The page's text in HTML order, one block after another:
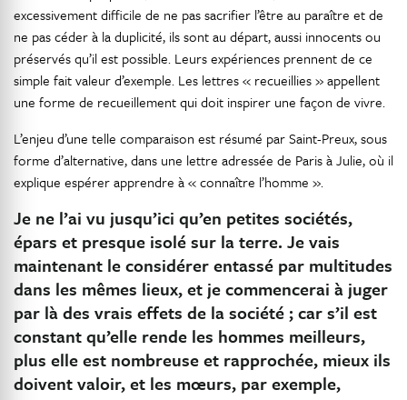
excessivement difficile de ne pas sacrifier l’être au paraître et de
ne pas céder à la duplicité, ils sont au départ, aussi innocents ou
préservés qu’il est possible. Leurs expériences prennent de ce
simple fait valeur d’exemple. Les lettres « recueillies » appellent
une forme de recueillement qui doit inspirer une façon de vivre.
L’enjeu d’une telle comparaison est résumé par Saint-Preux, sous
forme d’alternative, dans une lettre adressée de Paris à Julie, où il
explique espérer apprendre à « connaître l’homme ».
Je ne l’ai vu jusqu’ici qu’en petites sociétés,
épars et presque isolé sur la terre. Je vais
maintenant le considérer entassé par multitudes
dans les mêmes lieux, et je commencerai à juger
par là des vrais effets de la société ; car s’il est
constant qu’elle rende les hommes meilleurs,
plus elle est nombreuse et rapprochée, mieux ils
doivent valoir, et les mœurs, par exemple,